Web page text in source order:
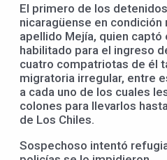
El primero de los
nicaragüense en
apellido Mejía, quien captó
habilitado para el ingreso
cuatro compatriotas de él
migratoria irregular, entre
a cada uno de los cuales
colones para llevarlos
de Los Chiles.
Sospechoso intentó